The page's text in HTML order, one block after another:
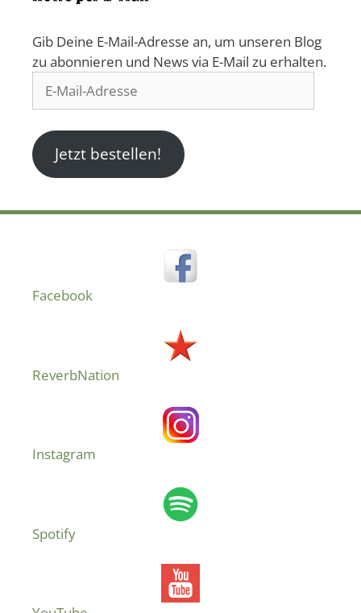
Gib Deine E-Mail-Adresse an, um unseren Blog
zu abonnieren und News via E-Mail zu erhalten.
Mail-
Jetzt bestellen!
Facebook
ReverbNation
Instagram
Spotify